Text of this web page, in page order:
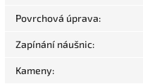
Povrchová úprava:
Zapínání náušnic:
Kameny: